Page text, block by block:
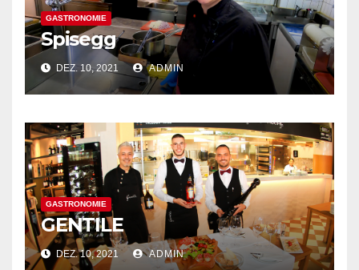
GASTRONOMIE
Spisegg
DEZ. 10, 2021 ADMIN
GASTRONOMIE
GENTILE
DEZ. 10, 2021 ADMIN